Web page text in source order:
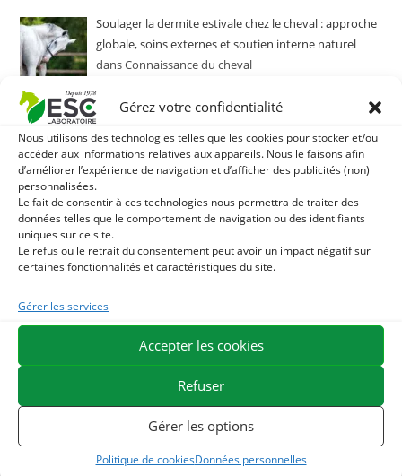
Gérez votre confidentialité
Nous utilisons des technologies telles que les cookies pour stocker et/ou
accéder aux informations relatives aux appareils. Nous le faisons afin
d’améliorer l’expérience de navigation et d’afficher des publicités (non)
personnalisées.
Le fait de consentir à ces technologies nous permettra de traiter des
données telles que le comportement de navigation ou des identifiants
uniques sur ce site.
Le refus ou le retrait du consentement peut avoir un impact négatif sur
certaines fonctionnalités et caractéristiques du site.
Gérer les services
Accepter les cookies
Refuser
Gérer les options
Politique de cookiesDonnées personnelles
Soulager la dermite estivale chez le cheval : approche
globale, soins externes et soutien interne naturel
dans Connaissance du cheval
CATÉGORIES :
Catalogue ESC
Connaissance du cheval
Conseil phyto
Info produit
Non classé
Paroles de nos conseillers
Soin conseil
Abonnez-vous????